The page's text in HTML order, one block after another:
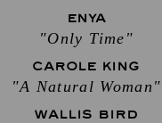
ENYA
"Only Time"
CAROLE KING
"A Natural Woman"
WALLIS BIRD